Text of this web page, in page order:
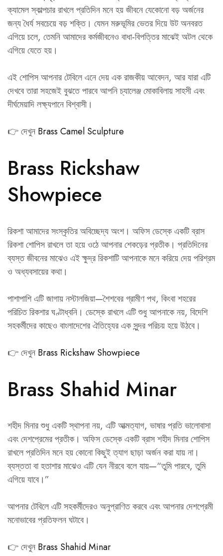
ক্যামেল স্কাল্পচার রাখলে প্রতিদিন মনে হয় জীবনে যেকোনো বড় অর্জনের
জন্য ধৈর্য সবচেয়ে বড় শক্তি। যেমন মরুভূমির ভেতর দিয়ে উট অনবরত
এগিয়ে চলে, তেমনি আমাদের কর্মজীবনেও বাধা-বিপত্তির মাঝেই অটল থেকে
এগিয়ে যেতে হয়।
এই শোপিস আপনার টেবিলে এনে দেয় এক রাজকীয় আবেদন, আর যারা এটি
দেখবে তারা সহজেই বুঝতে পারবে আপনি চ্যালেঞ্জ মোকাবিলায় সাহসী এবং
দীর্ঘমেয়াদি লক্ষ্যপানে বিশ্বাসী।
👉 দেখুন Brass Camel Sculpture
Brass Rickshaw
Showpiece
রিকশা আমাদের সংস্কৃতির অবিচ্ছেদ্য অংশ। অফিস ডেস্কে একটি ব্রাস
রিকশা শোপিস রাখলে তা হয়ে ওঠে আপনার শেকড়ের প্রতীক। প্রতিদিনের
ব্যস্ত জীবনের মাঝেও এই ক্ষুদ্র রিকশাটি আপনাকে মনে করিয়ে দেয় পরিশ্রম
ও অধ্যবসায়ের কথা।
পাশাপাশি এটি জাগায় নস্টালজিয়া—শৈশবের গ্রামীণ পথ, কিংবা শহরের
পরিচিত রিকশার ঘণ্টাধ্বনি। ডেস্কে রাখলে এটি শুধু আপনাকে নয়, বিদেশি
সহকর্মীদের কাছেও বাংলাদেশের ঐতিহ্যের এক সুন্দর পরিচয় হয়ে উঠবে।
👉 দেখুন Brass Rickshaw Showpiece
Brass Shahid Minar
শহীদ মিনার শুধু একটি স্থাপনা নয়, এটি আত্মত্যাগ, ভাষার প্রতি ভালোবাসা
এবং দেশপ্রেমের প্রতীক। অফিস ডেস্কে একটি ব্রাস শহীদ মিনার শোপিস
রাখলে প্রতিদিন মনে হয় কোনো কিছুই ত্যাগ ছাড়া অর্জন করা যায় না।
ব্যস্ততা বা হতাশার মাঝেও এটি যেন নীরবে বলে যায়—“তুমি পারবে, তুমি
এগিয়ে যাবে।”
আপনার টেবিলে এটি সহকর্মীদেরও অনুপ্রাণিত করবে এবং আপনার দেশপ্রেমী
মনোভাবের প্রতিফলন ঘটাবে।
👉 দেখুন Brass Shahid Minar